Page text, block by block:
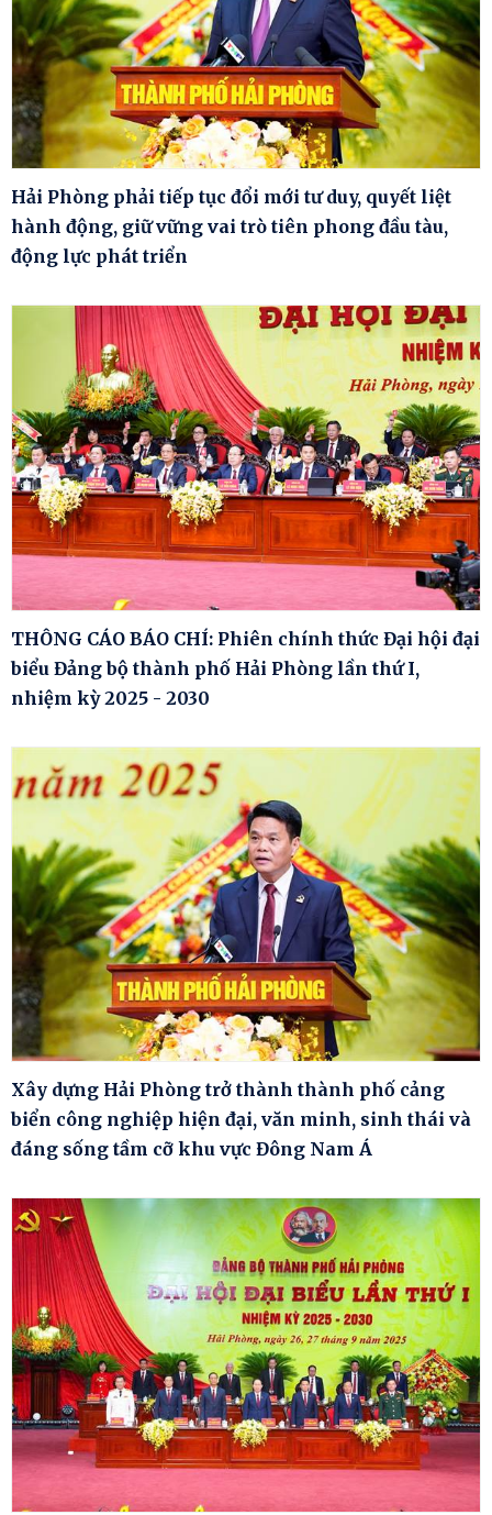
Hải Phòng phải tiếp tục đổi mới tư duy, quyết liệt
hành động, giữ vững vai trò tiên phong đầu tàu,
động lực phát triển
THÔNG CÁO BÁO CHÍ: Phiên chính thức Đại hội đại
biểu Đảng bộ thành phố Hải Phòng lần thứ I,
nhiệm kỳ 2025 - 2030
Xây dựng Hải Phòng trở thành thành phố cảng
biển công nghiệp hiện đại, văn minh, sinh thái và
đáng sống tầm cỡ khu vực Đông Nam Á